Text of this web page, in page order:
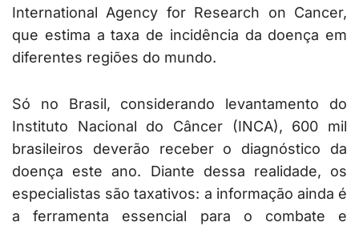
International Agency for Research on Cancer,
que estima a taxa de incidência da doença em
diferentes regiões do mundo.
Só no Brasil, considerando levantamento do
Instituto Nacional do Câncer (INCA), 600 mil
brasileiros deverão receber o diagnóstico da
doença este ano. Diante dessa realidade, os
especialistas são taxativos: a informação ainda é
a ferramenta essencial para o combate e